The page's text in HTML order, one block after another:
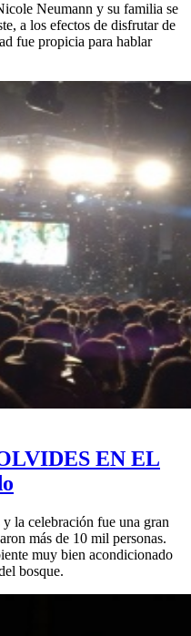
Neumann y su familia se
a los efectos de disfrutar de
fue propicia para hablar
EN EL
la celebración fue una gran
más de 10 mil personas.
muy bien acondicionado
bosque.